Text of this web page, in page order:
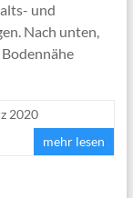
und
Nach unten,
2020
mehr lesen